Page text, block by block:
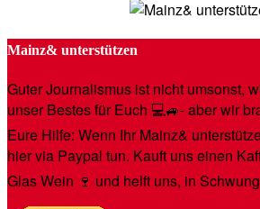
Mainz& unterstützen
Guter Journalismus ist nicht umsonst,
unser Bestes für Euch 💻🚙- aber wir
Eure Hilfe: Wenn Ihr Mainz&
hier via Paypal tun. Kauft uns einen
Glas Wein 🍷 und helft uns, in